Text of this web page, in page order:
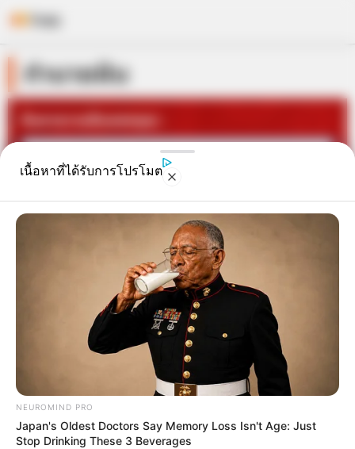
Skip
content
ทำนายฝัน
ค้นหาความฝันของคุณ :
ค้นหาความฝัน
ผลคำทำนาย : ฝันเห็นท้องวันศุกร์
( คำทำนายฝันสำหรับช่วงเดือน สิงหาคม 2569 )
ใครที่คิดจะซื้อของหรือขยับขยายธุรกิจก็ให้รีบทำ
เพราะโอกาสกำลังดี จงระวังอุบัติเหตุ ทำอะไรก็อย่า
ประมาท จะเจอเรื่องขุ่นมัว เสียใจ กับสิ่งที่รู้สึกว่าตัวเอง
ไม่ได้คาดหวังหรือหวังไว้แล้วไม่เป็นดังหวัง
อ่านเพิ่ม
เนื้อหาที่ได้รับการโปรโมต
เนื้อหาที่ได้รับการโปรโมต
NEUROMIND PRO
Japan's Oldest Doctors Say Memory Loss Isn't Age: Just
Stop Drinking These 3 Beverages